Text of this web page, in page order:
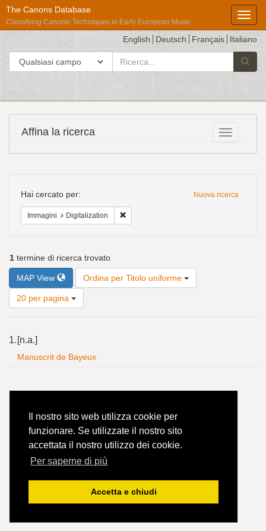
Il nostro sito web utilizza cookie per
funzionare. Se utilizzate il nostro sito
accettata il nostro utilizzo dei cookie.
Per saperne di più
Accetta e chiudi
The Canons Database
Classifying Canonic Techniques in Early European Music
English Deutsch Français Italiano
Cerca in
cerca
Avvia
Répertoire
des
Musicales
Toggle
Affina la ricerca
Nuova ricerca
Hai cercato per:
Immagini Digitalization
1 termine di ricerca trovato
MAP View Ordina per Titolo uniforme
per
20 per pagina
della
ricerca
1. [n.a.]
Manuscrit de Bayeux